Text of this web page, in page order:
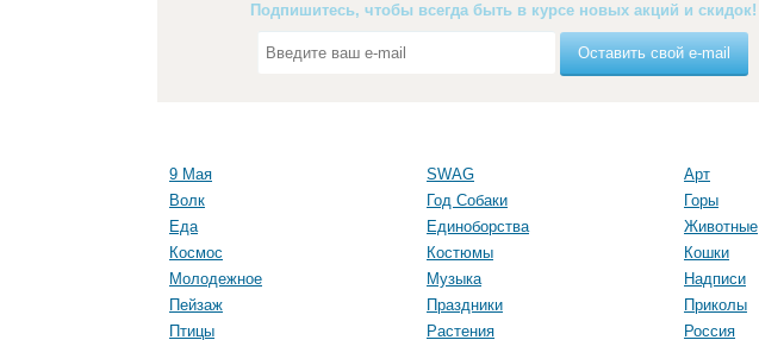
Подпишитесь, чтобы всегда быть в курсе новых акций и скидок!
Оставить свой e-mail
9 Мая SWAG Арт
Волк
Год Собаки Горы
Еда
Единоборства Животные
Космос
Костюмы Кошки
Молодежное
Музыка Надписи
Пейзаж
Праздники Приколы
Птицы
Растения Россия